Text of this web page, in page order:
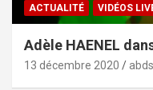
ACTUALITÉ VIDÉOS
Adèle HAENEL
13 décembre 2020